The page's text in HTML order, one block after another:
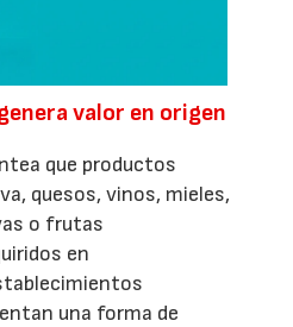
valor en origen
que productos
quesos, vinos, mieles,
o frutas
en
una forma de